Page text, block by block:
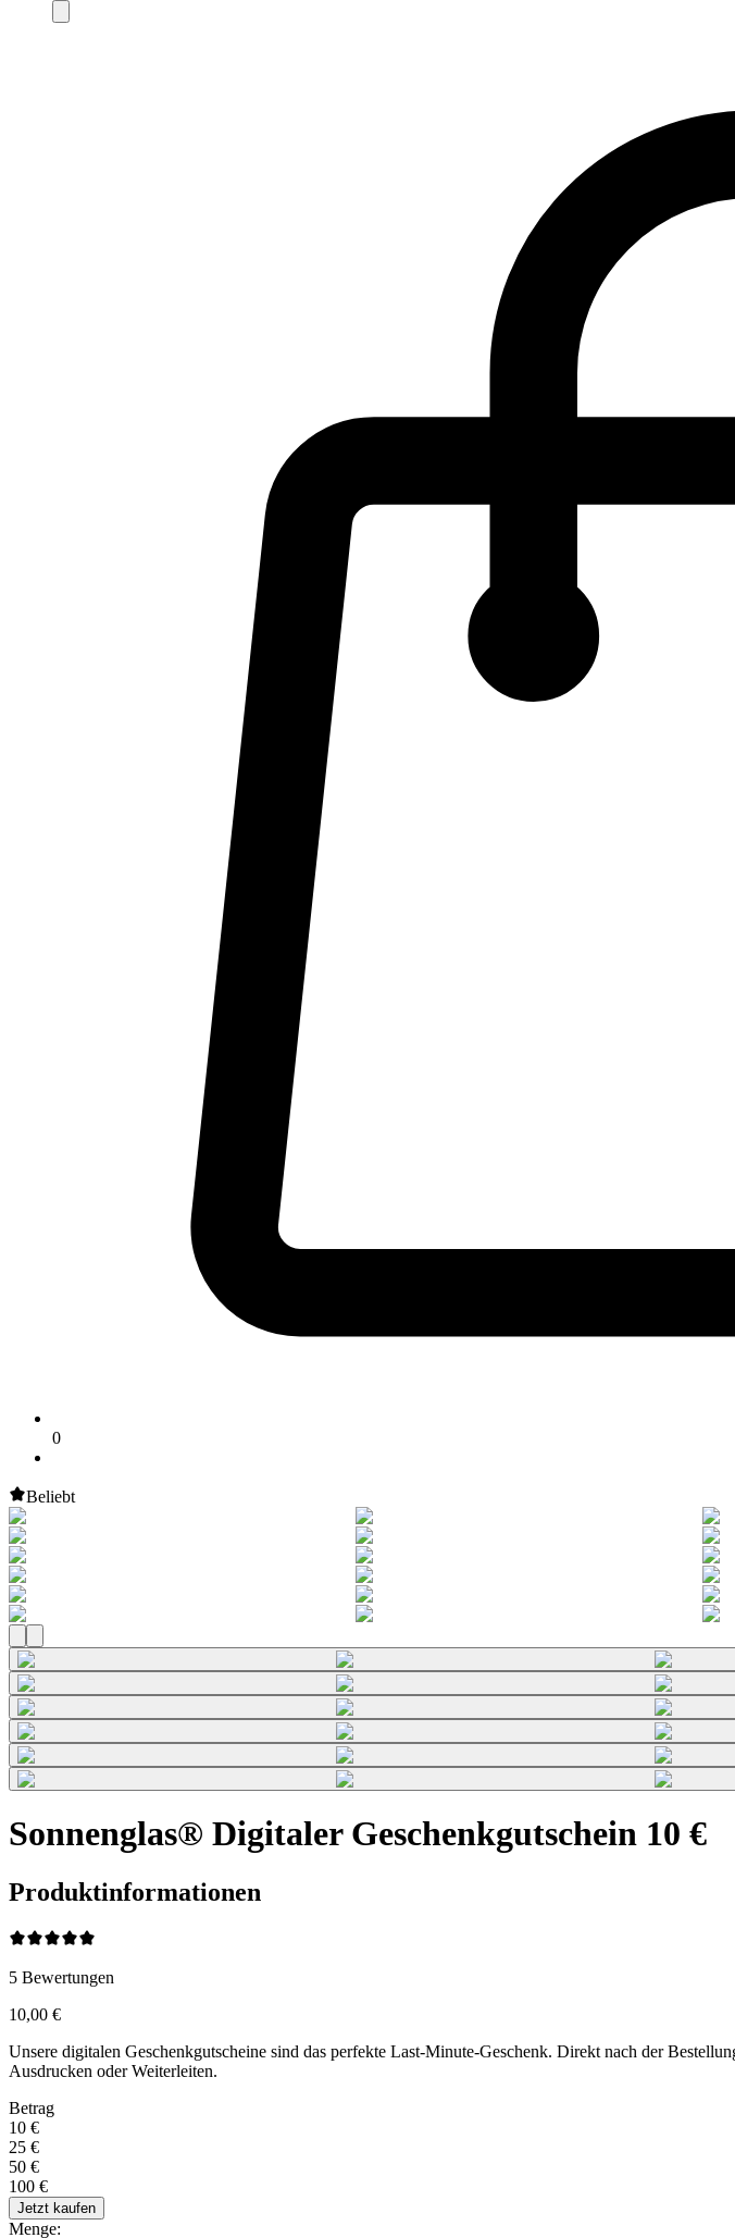
0
Beliebt
Sonnenglas® Digitaler Geschenkgutschein 10 €
Produktinformationen
5 Bewertungen
10,00 €
Unsere digitalen Geschenkgutscheine sind das perfekte Last-Minute-Geschenk. Direkt nach der
Ausdrucken oder Weiterleiten.
Betrag
10 €
25 €
50 €
100 €
Jetzt kaufen
Menge: